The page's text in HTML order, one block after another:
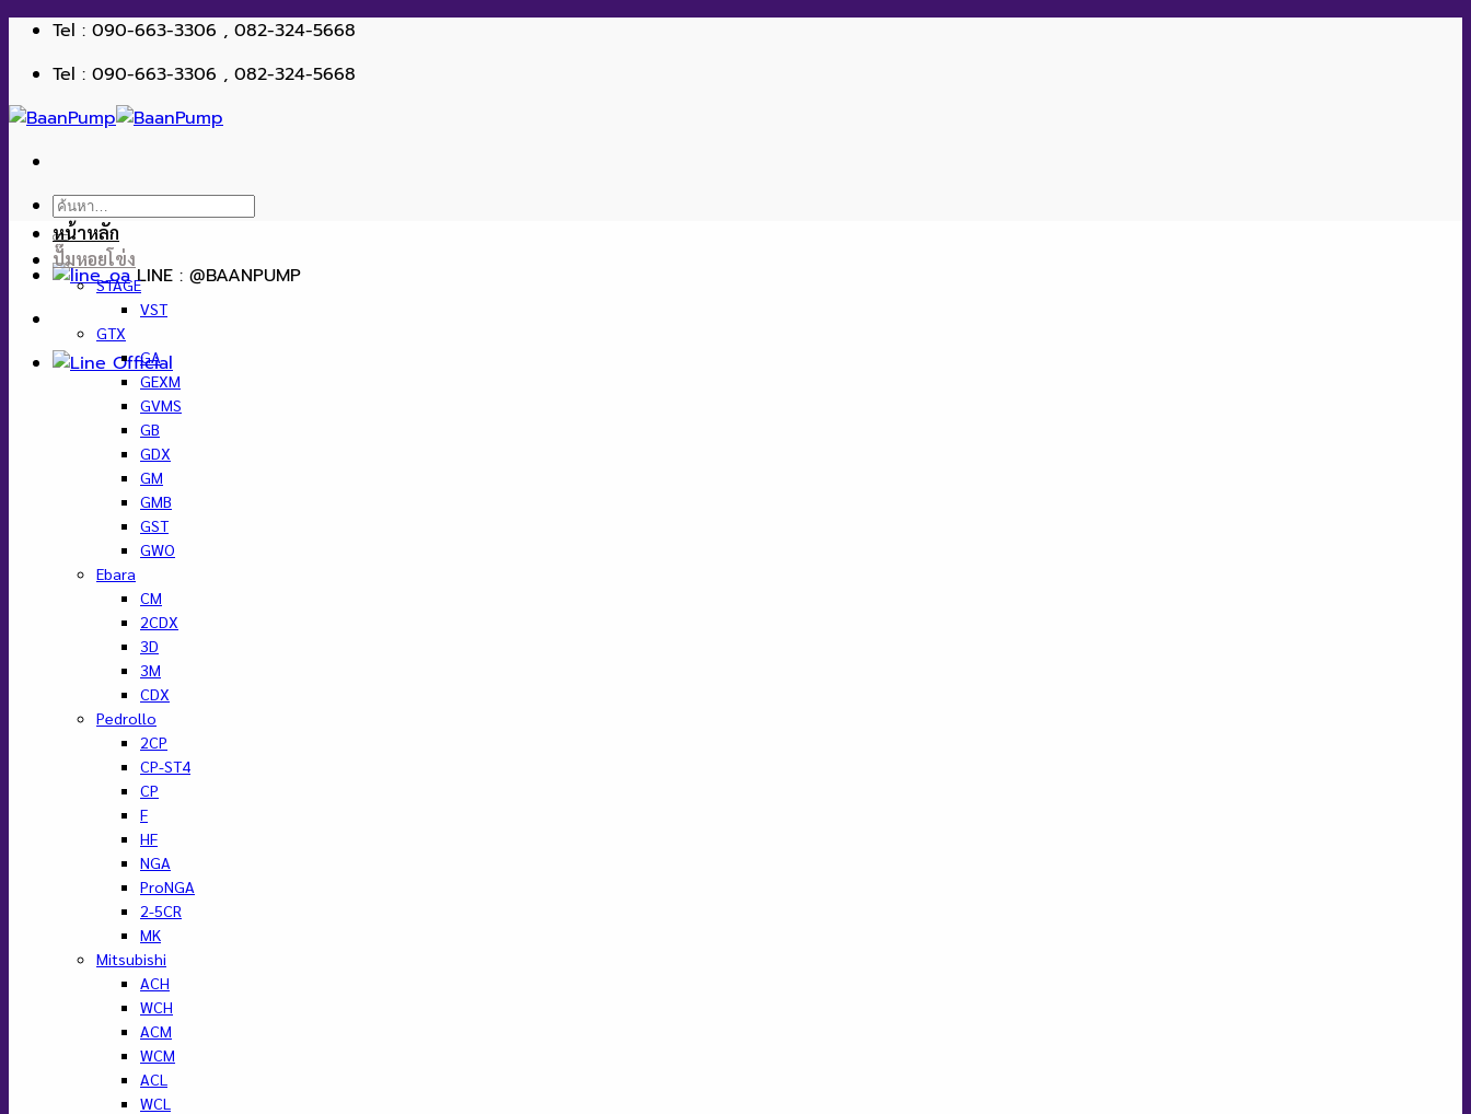
ข้าม
เนื้อหา
Tel : 090-663-3306 , 082-324-5668
Tel : 090-663-3306 , 082-324-5668
ค้นหา:
LINE : @BAANPUMP
หน้าหลัก
ปั๊มหอยโข่ง
STAGE
VST
GTX
GA
GEXM
GVMS
GB
GDX
GM
GMB
GST
GWO
Ebara
CM
2CDX
3D
3M
CDX
Pedrollo
2CP
CP-ST4
CP
F
HF
NGA
ProNGA
2-5CR
MK
Mitsubishi
ACH
WCH
ACM
WCM
ACL
WCL